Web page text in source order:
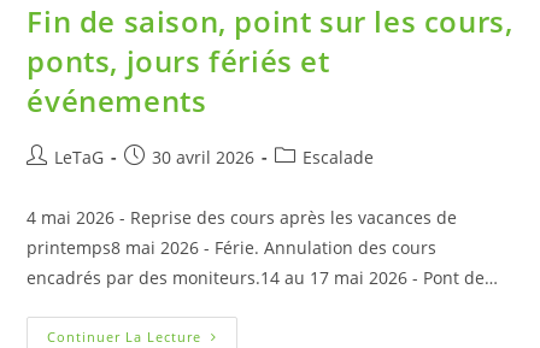
Fin de saison, point sur les cours,
ponts, jours fériés et
événements
LeTaG 30 avril 2026 Escalade
4 mai 2026 - Reprise des cours après les vacances de
printemps8 mai 2026 - Férie. Annulation des cours
encadrés par des moniteurs.14 au 17 mai 2026 - Pont de…
Continuer La Lecture